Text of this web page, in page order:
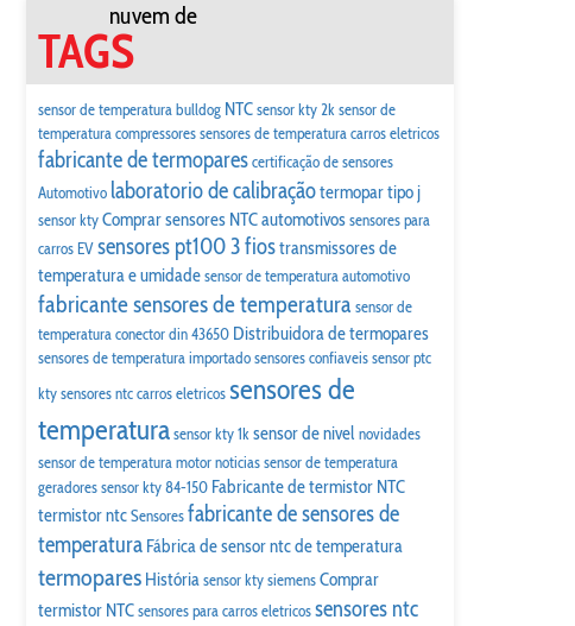
nuvem de
TAGS
sensor de temperatura bulldog NTCsensor kty 2k sensor de
temperatura compressoressensores de temperatura carros eletricos
fabricante de termoparescertificação de sensores
Automotivo laboratorio de calibraçãotermopar tipo j
sensor ktyComprar sensores NTC automotivossensores para
carros EVsensores pt100 3 fiostransmissores de
temperatura e umidadesensor de temperatura automotivo
fabricante sensores de temperatura sensor de
temperatura conector din 43650 Distribuidora de termopares
sensores de temperatura importadosensores confiaveissensor ptc
ktysensores ntc carros eletricossensores de
temperaturasensor kty 1k sensor de nivel novidades
sensor de temperatura motornoticiassensor de temperatura
geradoressensor kty 84-150 Fabricante de termistor NTC
termistor ntcSensoresfabricante de sensores de
temperatura Fábrica de sensor ntc de temperatura
termopares Históriasensor kty siemensComprar
termistor NTCsensores para carros eletricossensores ntc